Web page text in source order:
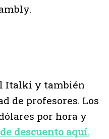
Italki y también
de profesores. Los
por hora y
de descuento aquí.